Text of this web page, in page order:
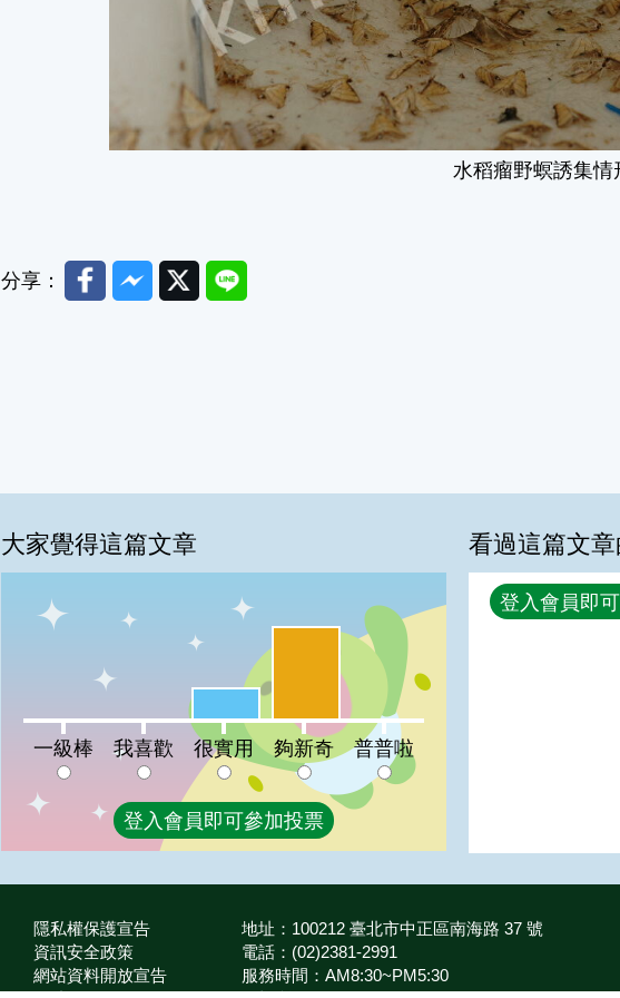
水稻瘤野螟誘集情
分享： FacebookMessenger
TwitterLine
大家覺得這篇文章
一級棒:0% 我喜歡:0%
很實用:25%
夠新奇:75%
普普啦:0%
一級棒 我喜歡 很實用 夠新奇 普普啦
登入會員即可參加投票
看過這篇文
回覆
登入會員即
隱私權保護宣告
資訊安全政策
網站資料開放宣告
地址：100212 臺北市中正區南海路 37 號
電話：(02)2381-2991
服務時間：AM8:30~PM5:30